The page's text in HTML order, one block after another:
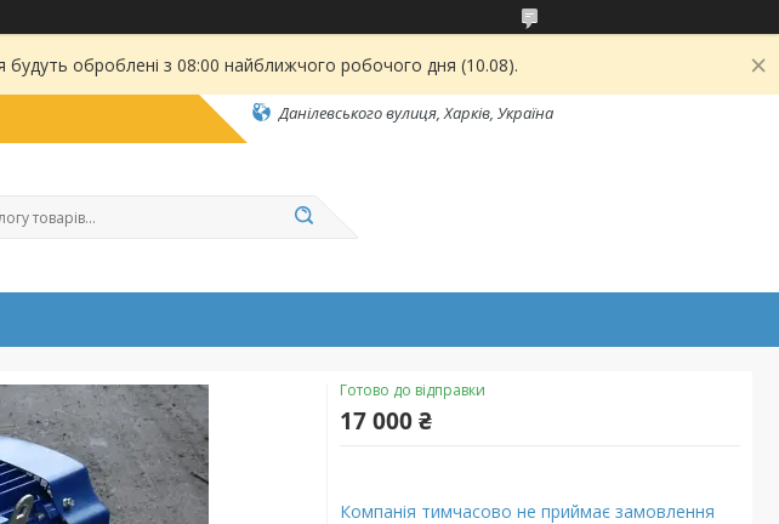
оброблені з 08:00 найближчого робочого дня (10.08).
Данілевського вулиця, Харків, Україна
Готово до відправки
17 000 ₴
Компанія тимчасово не приймає замовлення